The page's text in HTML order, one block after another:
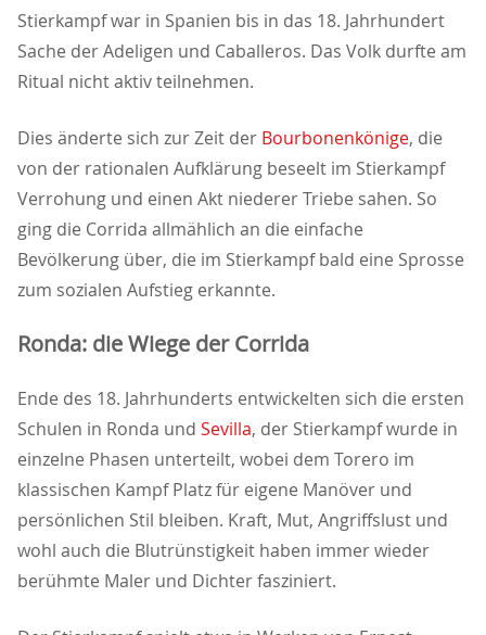
Stierkampf war in Spanien bis in das 18. Jahrhundert
Sache der Adeligen und Caballeros. Das Volk durfte am
Ritual nicht aktiv teilnehmen.
Dies änderte sich zur Zeit der Bourbonenkönige, die
von der rationalen Aufklärung beseelt im Stierkampf
Verrohung und einen Akt niederer Triebe sahen. So
ging die Corrida allmählich an die einfache
Bevölkerung über, die im Stierkampf bald eine Sprosse
zum sozialen Aufstieg erkannte.
Ronda: die Wiege der Corrida
Ende des 18. Jahrhunderts entwickelten sich die ersten
Schulen in Ronda und Sevilla, der Stierkampf wurde in
einzelne Phasen unterteilt, wobei dem Torero im
klassischen Kampf Platz für eigene Manöver und
persönlichen Stil bleiben. Kraft, Mut, Angriffslust und
wohl auch die Blutrünstigkeit haben immer wieder
berühmte Maler und Dichter fasziniert.